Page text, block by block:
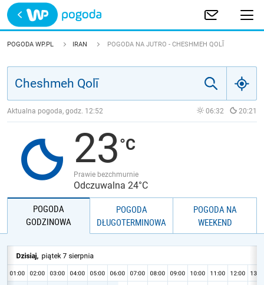
Trwa ładowanie
POLSKA
JAKOŚĆ POWIETRZA
POGODA WP.PL IRAN POGODA NA JUTRO - CHESHMEH QOLĪ
Aktualna pogoda, godz. 12:52 06:32 20:21
23
Prawie bezchmurnie
Odczuwalna 24°C
POGODA
GODZINOWA
POGODA
DŁUGOTERMINOWA
POGODA NA
WEEKEND